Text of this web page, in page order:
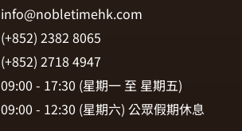
info@nobletimehk.com
(+852) 2382 8065
(+852) 2718 4947
09:00 - 17:30 (星期一 至 星期五)
09:00 - 12:30 (星期六) 公眾假期休息